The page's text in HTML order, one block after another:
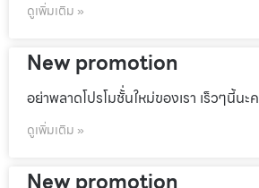
ดูเพิ่มเติม »
New promotion
อย่าพลาดโปรโมชั้่นใหม่ของเรา เร็วๆนี้นะค
ดูเพิ่มเติม »